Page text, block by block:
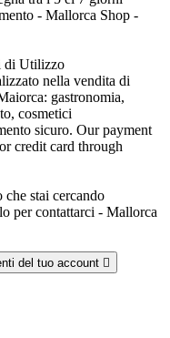
- Mallorca Shop -
di Utilizzo
nella vendita di
gastronomia,
cosmetici
sicuro. Our payment
credit card through
stai cercando
per contattarci - Mallorca
del tuo account 